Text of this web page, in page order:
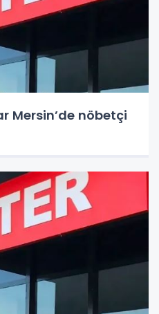
Mersin’de nöbetçi